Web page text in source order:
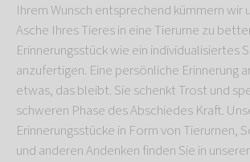
Ihrem Wunsch entsprechend kümmern wir
Asche Ihres Tieres in eine Tierurne zu
Erinnerungsstück wie ein individualisiertes
anzufertigen. Eine persönliche Erinnerung
etwas, das bleibt. Sie schenkt Trost und
schweren Phase des Abschiedes Kraft.
Erinnerungsstücke in Form von Tierurnen,
und anderen Andenken finden Sie in